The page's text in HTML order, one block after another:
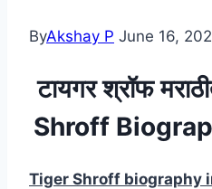
ByAkshay P June 16,
टायगर श्रॉफ
Shroff
Tiger Shroff biography